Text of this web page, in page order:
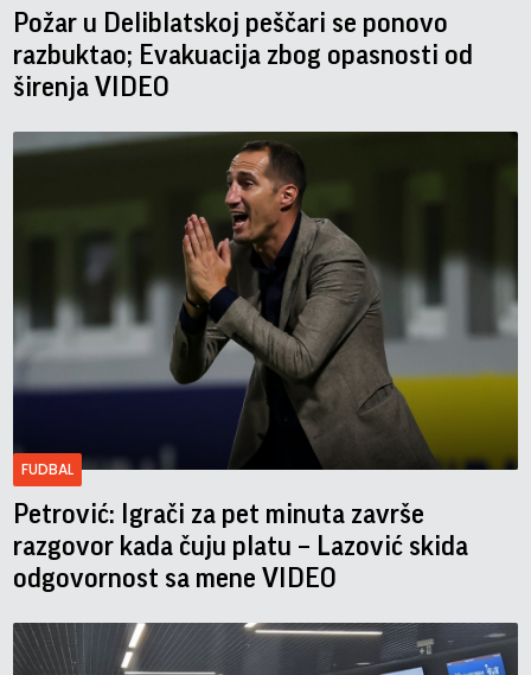
Požar u Deliblatskoj peščari se ponovo
razbuktao; Evakuacija zbog opasnosti od
širenja VIDEO
FUDBAL
Petrović: Igrači za pet minuta završe
razgovor kada čuju platu – Lazović skida
odgovornost sa mene VIDEO